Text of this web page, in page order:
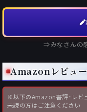
⇒みなさんの
Amazonレビュー
※以下のAmazon書評･レビ
未読の方はご注意ください